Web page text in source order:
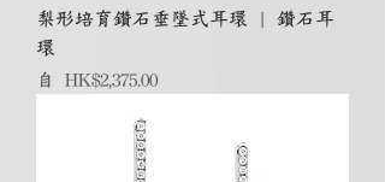
梨形培育鑽石垂墜式耳環 | 鑽石耳
環
自 HK$2,375.00
促銷價格